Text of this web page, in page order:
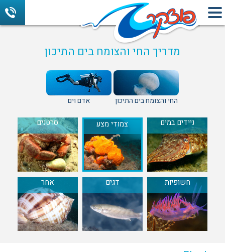
מדריך החי והצומח בים התיכון
החי והצומח בים התיכון אדם וים
ניידים במים צמודי מצע סרטנים
חשופיות דגים אחר